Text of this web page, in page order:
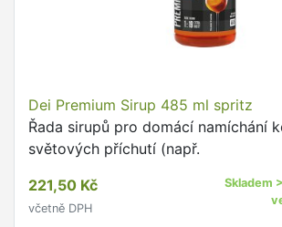
Dei Premium Sirup 485 ml spritz
Řada sirupů pro domácí namíchání
světových příchutí (např.
221,50 Kč
včetně DPH
Skladem